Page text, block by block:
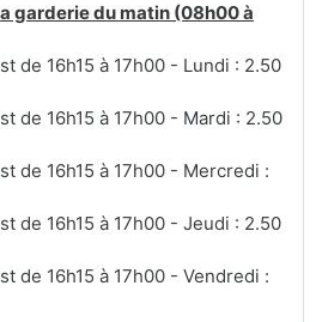
garderie du matin (08h00 à
de 16h15 à 17h00 - Lundi : 2.50
de 16h15 à 17h00 - Mardi : 2.50
de 16h15 à 17h00 - Mercredi :
de 16h15 à 17h00 - Jeudi : 2.50
de 16h15 à 17h00 - Vendredi :